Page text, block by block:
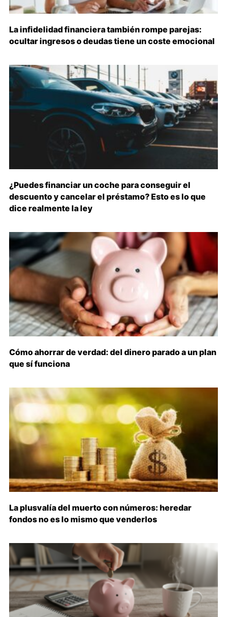
La infidelidad financiera también rompe parejas:
ocultar ingresos o deudas tiene un coste emocional
¿Puedes financiar un coche para conseguir el
descuento y cancelar el préstamo? Esto es lo que
dice realmente la ley
Cómo ahorrar de verdad: del dinero parado a un plan
que sí funciona
La plusvalía del muerto con números: heredar
fondos no es lo mismo que venderlos